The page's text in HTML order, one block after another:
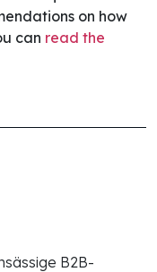
on how
can read the
B2B-